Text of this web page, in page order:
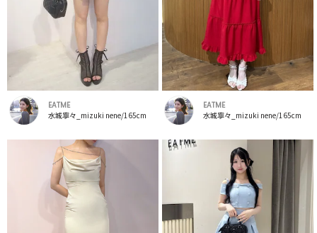
EATME
水城寧々_mizuki nene/165cm
EATME
水城寧々_mizuki nene/165cm